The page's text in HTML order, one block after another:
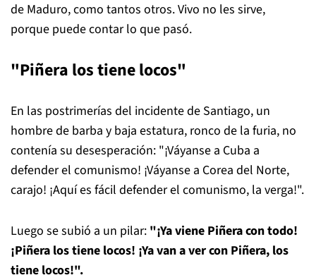
de Maduro, como tantos otros. Vivo no les sirve,
porque puede contar lo que pasó.
"Piñera los tiene locos"
En las postrimerías del incidente de Santiago, un
hombre de barba y baja estatura, ronco de la furia, no
contenía su desesperación: "¡Váyanse a Cuba a
defender el comunismo! ¡Váyanse a Corea del Norte,
carajo! ¡Aquí es fácil defender el comunismo, la verga!".
Luego se subió a un pilar: "¡Ya viene Piñera con todo!
¡Piñera los tiene locos! ¡Ya van a ver con Piñera, los
tiene locos!".